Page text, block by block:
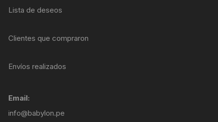
Lista de deseos
Clientes que compraron
Envíos realizados
Email:
info@babylon.pe